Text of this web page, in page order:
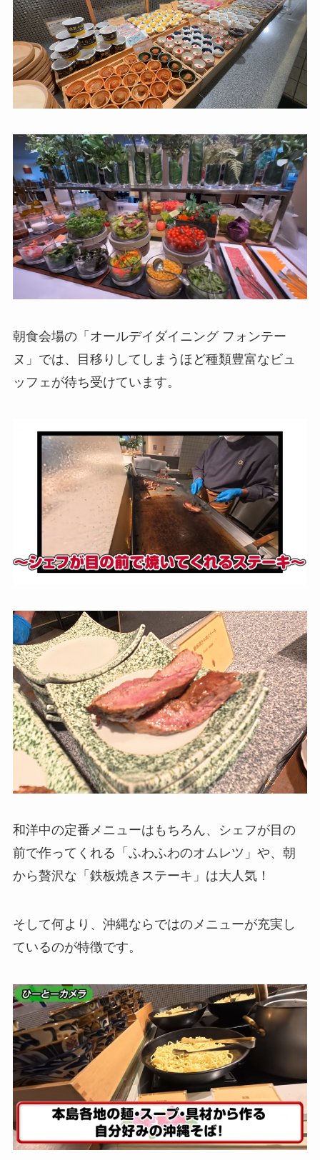
朝食会場の「オールデイダイニング フォンテー
ヌ」では、目移りしてしまうほど種類豊富なビュ
ッフェが待ち受けています。
和洋中の定番メニューはもちろん、シェフが目の
前で作ってくれる「ふわふわのオムレツ」や、朝
から贅沢な「鉄板焼きステーキ」は大人気！
そして何より、沖縄ならではのメニューが充実し
ているのが特徴です。